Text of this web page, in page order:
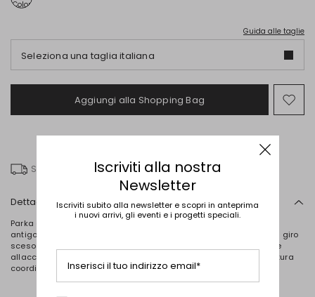
Guida alle taglie
Seleziona una taglia italiana
Aggiungi alla Shopping Bag
Spedizione gratuita
Dettagli
Parka dalla linea dritta realizzato in tela tecnica di misto cotone
antigoccia, con collo alto rifinito da coulisse, maniche lunghe dal giro
sceso con cinturino al polso, tasche laterali applicate con patta e
allacciatura nascosta tramite zip a doppio cursore e bottoni. Cintura
coordinata in abbinamento. Capo sfoderato.
Iscriviti alla nostra
Newsletter
Iscriviti subito alla newsletter e scopri in anteprima
i nuovi arrivi, gli eventi e i progetti speciali.
Inserisci il tuo indirizzo email*